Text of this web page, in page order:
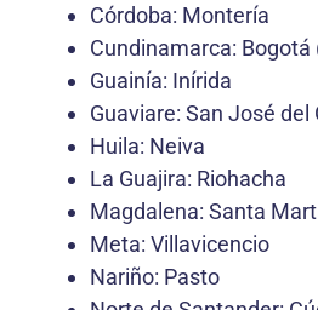
Córdoba: Montería
Cundinamarca:
Guainía: Inírida
Guaviare: San José del
Huila: Neiva
La Guajira: Riohacha
Magdalena: Santa
Meta: Villavicencio
Nariño: Pasto